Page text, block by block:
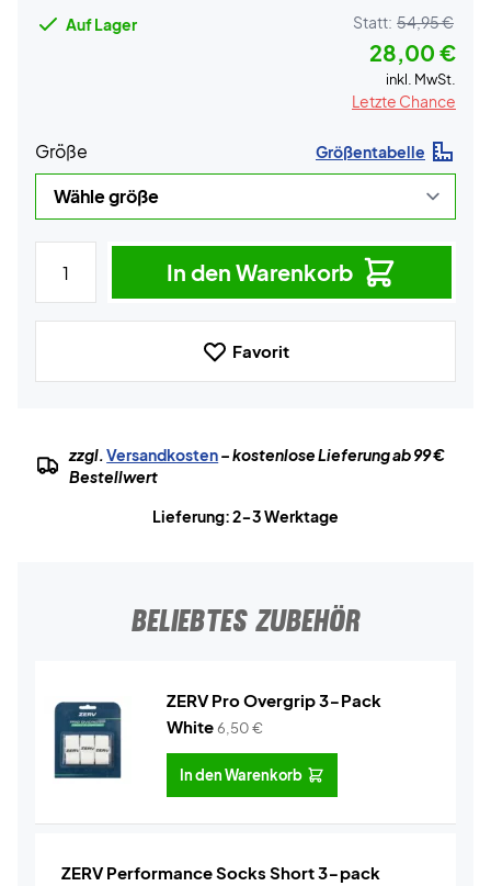
Auf Lager Statt: 54,95 €
28,00 €
inkl. MwSt.
Letzte Chance
Größe Größentabelle
In den Warenkorb
Favorit
zzgl.Versandkosten– kostenlose Lieferung ab 99 €
Bestellwert
Lieferung: 2-3 Werktage
BELIEBTES ZUBEHÖR
ZERV Pro Overgrip 3-Pack
White6,50€
In den Warenkorb
ZERV Performance Socks Short 3-pack